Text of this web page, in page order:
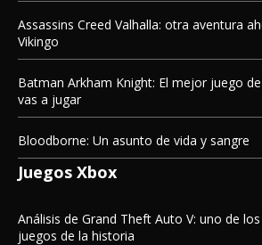
Assassins Creed Valhalla: otra aventura
Vikingo
Batman Arkham Knight: El mejor juego
vas a jugar
Bloodborne: Un asunto de vida y sangre
Juegos Xbox
Análisis de Grand Theft Auto V: uno de
juegos de la historia